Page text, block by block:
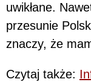
uwikłane.
przesunie
znaczy, że
Czytaj także: